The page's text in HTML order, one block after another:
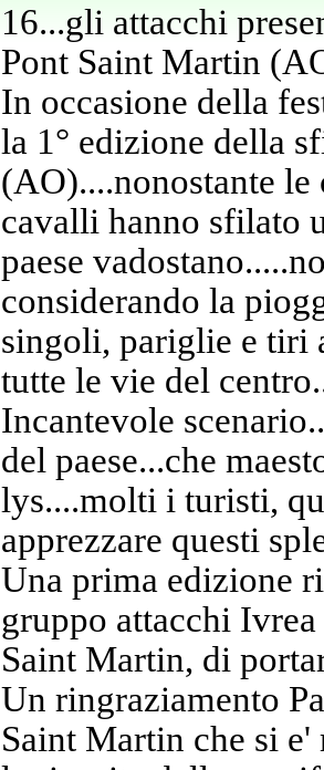
16...gli attacchi
Pont Saint Martin
In occasione della
la 1° edizione della
(AO)....nonostante
cavalli hanno sfilato
paese
considerando la
singoli, pariglie e tiri
tutte le vie del
Incantevole
del paese...che
lys....molti i turisti,
apprezzare questi
Una prima edizione
gruppo attacchi
Saint Martin, di
Un ringraziamento
Saint Martin che si e'